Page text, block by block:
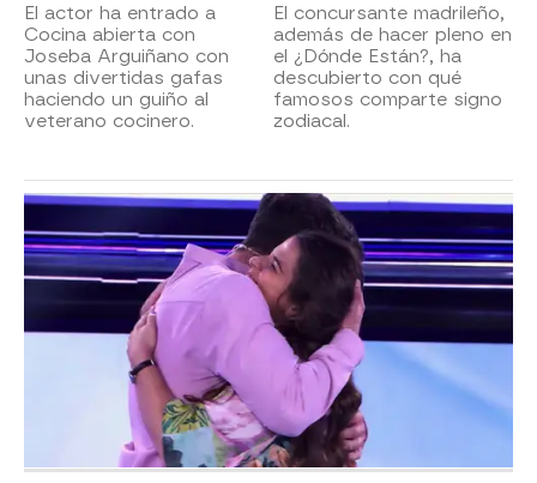
El actor ha entrado a
Cocina abierta con
Joseba Arguiñano con
unas divertidas gafas
haciendo un guiño al
veterano cocinero.
El concursante madrileño,
además de hacer pleno en
el ¿Dónde Están?, ha
descubierto con qué
famosos comparte signo
zodiacal.